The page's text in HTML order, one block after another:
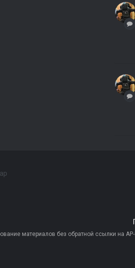
материалов без обратной ссылки на